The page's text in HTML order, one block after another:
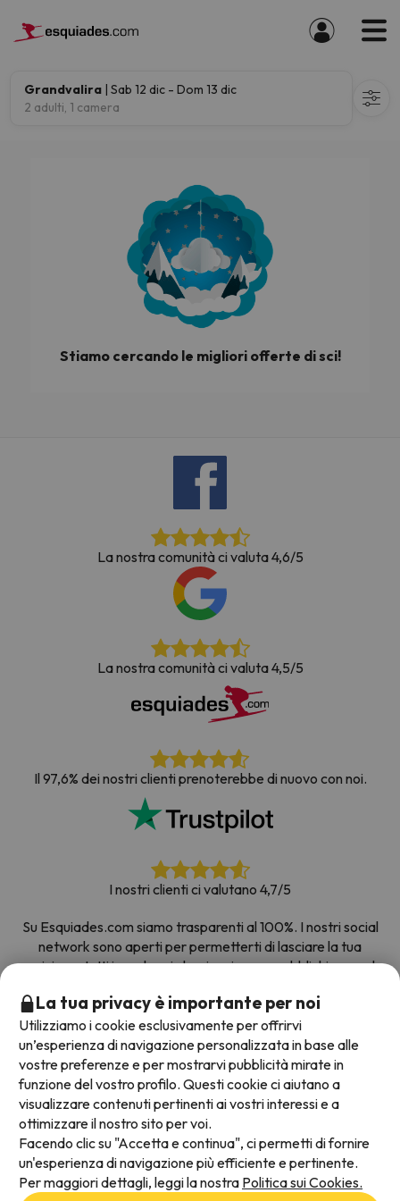
Grandvalira | Sab 12 dic - Dom 13 dic
2 adulti, 1 camera
Stiamo cercando le migliori offerte di sci!
La nostra comunità ci valuta 4,6/5
La nostra comunità ci valuta 4,5/5
Il 97,6% dei nostri clienti prenoterebbe di nuovo con noi.
I nostri clienti ci valutano 4,7/5
Su Esquiades.com siamo trasparenti al 100%. I nostri social
network sono aperti per permetterti di lasciare la tua
opinione, tutti i sondaggi che riceviamo e pubblichiamo sul
Prenota con fiducia|Più di 700.000 persone hanno
prenotato la loro settimana bianca con Esquiades.com
Metodi di pagamento disponibili
La tua privacy è importante per noi
Utilizziamo i cookie esclusivamente per offrirvi
un’esperienza di navigazione personalizzata in base alle
vostre preferenze e per mostrarvi pubblicità mirate in
funzione del vostro profilo. Questi cookie ci aiutano a
visualizzare contenuti pertinenti ai vostri interessi e a
ottimizzare il nostro sito per voi.
Facendo clic su "Accetta e continua", ci permetti di fornire
un'esperienza di navigazione più efficiente e pertinente.
Per maggiori dettagli, leggi la nostra Politica sui Cookies.